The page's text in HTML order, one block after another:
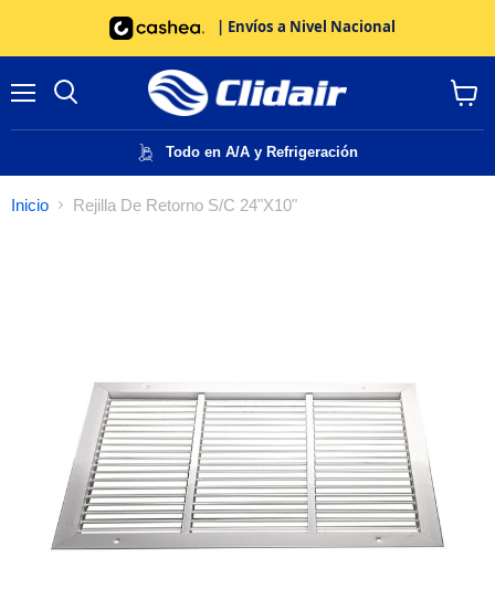
| Envíos a Nivel Nacional
Todo en A/A y Refrigeración
carrito
Inicio Rejilla De Retorno S/C 24"X10"